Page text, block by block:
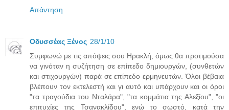
Απάντηση
Οδυσσέας Ξένος 28/1/10
Συμφωνώ με τις απόψεις σου Ηρακλή, όμως θα προτιμούσα
να γινόταν η συζήτηση σε επίπεδο δημιουργών, (συνθετών
και στιχουργών) παρά σε επίπεδο ερμηνευτών. Όλοι βέβαια
βλέπουν τον εκτελεστή και γι αυτό και υπάρχουν και οι όροι
"τα τραγούδια του Νταλάρα", "τα κομμάτια της Αλεξίου", "οι
επιτυχίες της Τσανακλίδου", ενώ το σωστό, κατά την